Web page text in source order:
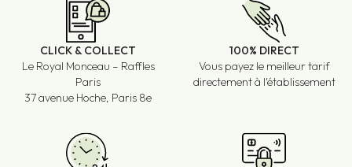
CLICK & COLLECT
Le Royal Monceau – Raffles
Paris
37 avenue Hoche, Paris 8e
100% DIRECT
Vous payez le meilleur tarif
directement à l'établissement